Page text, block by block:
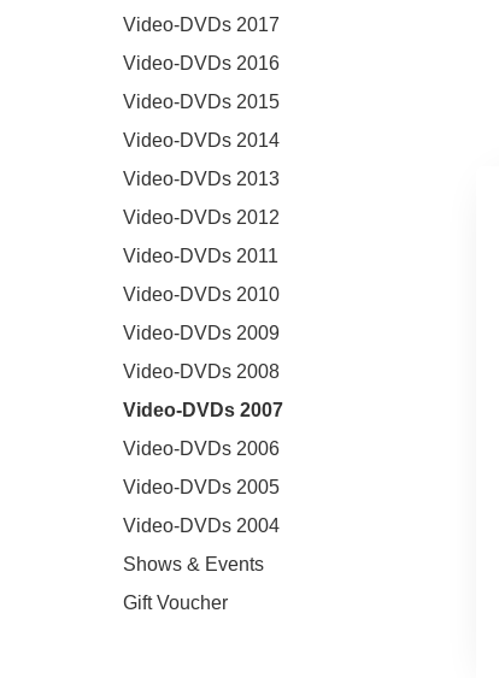
Video-DVDs 2017
Video-DVDs 2016
Video-DVDs 2015
Video-DVDs 2014
Video-DVDs 2013
Video-DVDs 2012
Video-DVDs 2011
Video-DVDs 2010
Video-DVDs 2009
Video-DVDs 2008
Video-DVDs 2007
Video-DVDs 2006
Video-DVDs 2005
Video-DVDs 2004
Shows & Events
Gift Voucher